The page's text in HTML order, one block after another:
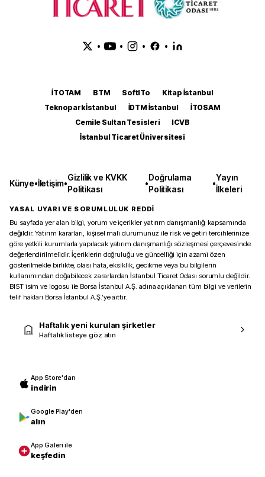
• • • •
İTOTAM BTM SoftITo
Kitap İstanbul
Teknopark İstanbul
İDTM İstanbul
İTOSAM
Cemile Sultan Tesisleri
ICVB
İstanbul Ticaret Üniversitesi
Künye•İletişim•
Gizlilik ve KVKK
Politikası
•
Doğrulama
Politikası
•
Yayın
İlkeleri
YASAL UYARI VE SORUMLULUK REDDİ
Bu sayfada yer alan bilgi, yorum ve içerikler yatırım danışmanlığı kapsamında
değildir. Yatırım kararları, kişisel mali durumunuz ile risk ve getiri tercihlerinize
göre yetkili kurumlarla yapılacak yatırım danışmanlığı sözleşmesi çerçevesinde
değerlendirilmelidir. İçeriklerin doğruluğu ve güncelliği için azami özen
gösterilmekle birlikte, olası hata, eksiklik, gecikme veya bu bilgilerin
kullanımından doğabilecek zararlardan İstanbul Ticaret Odası sorumlu değildir.
BIST isim ve logosu ile Borsa İstanbul A.Ş. adına açıklanan tüm bilgi ve verilerin
telif hakları Borsa İstanbul A.Ş.’ye aittir.
Haftalık yeni kurulan şirketler
Haftalık listeye göz atın
App Store'dan
indirin
Google Play'den
alın
App Galeri ile
keşfedin